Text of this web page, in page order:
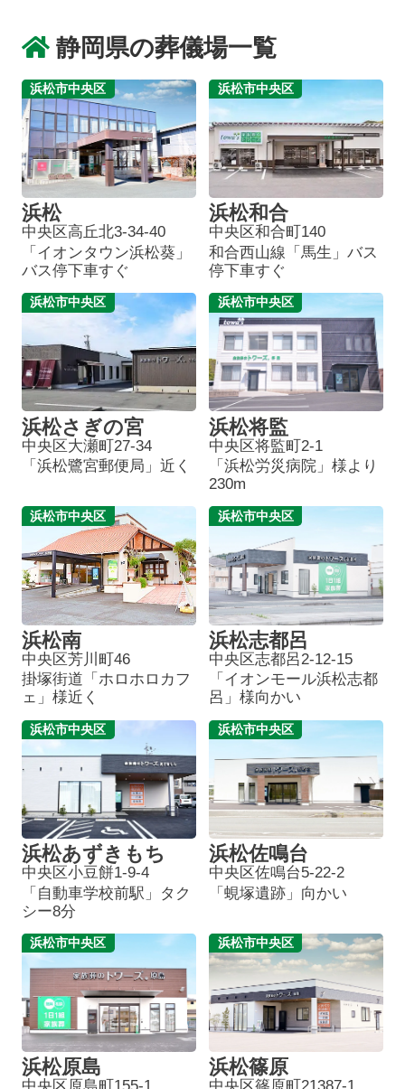
静岡県の葬儀場一覧
浜松市中央区
浜松
中央区高丘北3-34-40
「イオンタウン浜松葵」
バス停下車すぐ
浜松市中央区
浜松和合
中央区和合町140
和合西山線「馬生」バス
停下車すぐ
浜松市中央区
浜松さぎの宮
中央区大瀬町27-34
「浜松鷺宮郵便局」近く
浜松市中央区
浜松将監
中央区将監町2-1
「浜松労災病院」様より
230m
浜松市中央区
浜松南
中央区芳川町46
掛塚街道「ホロホロカフ
ェ」様近く
浜松市中央区
浜松志都呂
中央区志都呂2-12-15
「イオンモール浜松志都
呂」様向かい
浜松市中央区
浜松あずきもち
中央区小豆餅1-9-4
「自動車学校前駅」タク
シー8分
浜松市中央区
浜松佐鳴台
中央区佐鳴台5-22-2
「蜆塚遺跡」向かい
浜松市中央区
浜松原島
浜松市中央区
浜松篠原